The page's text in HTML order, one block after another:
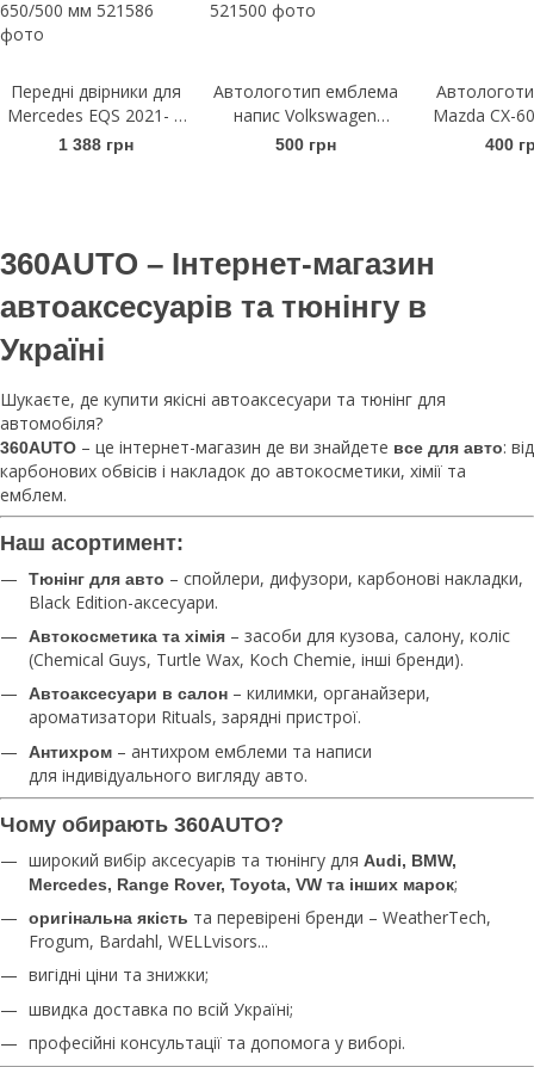
Передні двірники для
Mercedes EQS 2021- |
Щітки склоочисника
1 388 грн
Автологотип емблема
напис Volkswagen
Arteon чорний глянець
500 грн
Mazda CX-
400
360AUTO – Інтернет-магазин
автоаксесуарів та тюнінгу в
Україні
Шукаєте, де купити якісні автоаксесуари та тюнінг для
автомобіля?
360AUTO – це інтернет-магазин де ви знайдете все для авто: від
карбонових обвісів і накладок до автокосметики, хімії та
емблем.
Наш асортимент:
Тюнінг для авто – спойлери, дифузори, карбонові накладки,
Black Edition-аксесуари.
Автокосметика та хімія – засоби для кузова, салону, коліс
(Chemical Guys, Turtle Wax, Koch Chemie, інші бренди).
Автоаксесуари в салон – килимки, органайзери,
ароматизатори Rituals, зарядні пристрої.
Антихром – антихром емблеми та написи
для індивідуального вигляду авто.
Чому обирають 360AUTO?
широкий вибір аксесуарів та тюнінгу для Audi, BMW,
Mercedes, Range Rover, Toyota, VW та інших марок;
оригінальна якість та перевірені бренди – WeatherTech,
Frogum, Bardahl, WELLvisors...
вигідні ціни та знижки;
швидка доставка по всій Україні;
професійні консультації та допомога у виборі.